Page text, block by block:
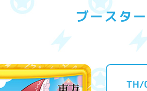
ブースタ
TH/